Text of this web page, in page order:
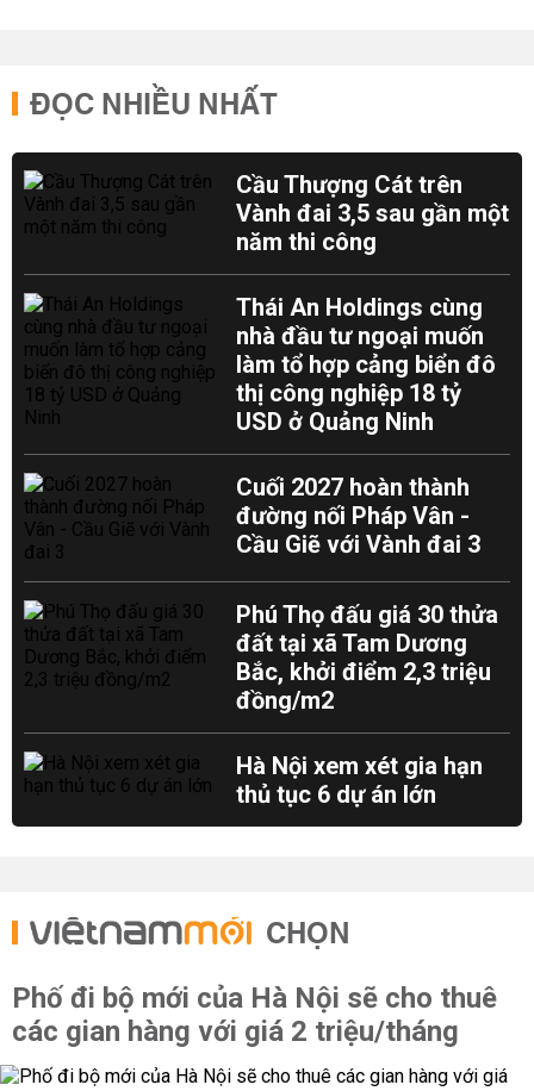
ĐỌC NHIỀU NHẤT
Cầu Thượng Cát trên
Vành đai 3,5 sau gần một
năm thi công
Thái An Holdings cùng
nhà đầu tư ngoại muốn
làm tổ hợp cảng biển đô
thị công nghiệp 18 tỷ
USD ở Quảng Ninh
Cuối 2027 hoàn thành
đường nối Pháp Vân -
Cầu Giẽ với Vành đai 3
Phú Thọ đấu giá 30 thửa
đất tại xã Tam Dương
Bắc, khởi điểm 2,3 triệu
đồng/m2
Hà Nội xem xét gia hạn
thủ tục 6 dự án lớn
CHỌN
Phố đi bộ mới của Hà Nội sẽ cho thuê
các gian hàng với giá 2 triệu/tháng